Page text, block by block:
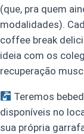
(que, pra quem
modalidades).
coffee break
ideia com os
recuperação
Teremos
disponíveis no
sua própria